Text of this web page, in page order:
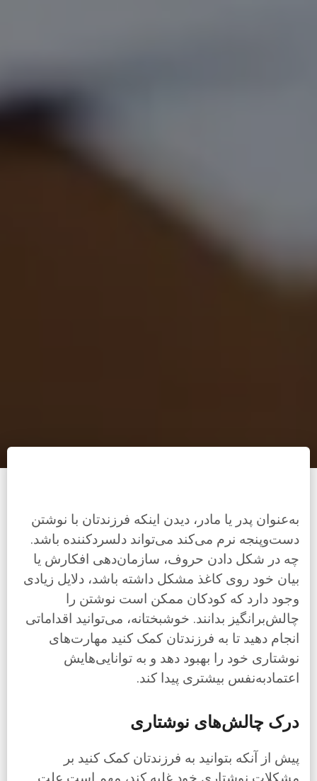
به‌عنوان پدر یا مادر، دیدن اینکه فرزندتان با نوشتن
دست‌وپنجه نرم می‌کند می‌تواند دلسردکننده باشد.
چه در شکل دادن حروف، سازمان‌دهی افکارش یا
بیان خود روی کاغذ مشکل داشته باشد، دلایل زیادی
وجود دارد که کودکان ممکن است نوشتن را
چالش‌برانگیز بدانند. خوشبختانه، می‌توانید اقداماتی
انجام دهید تا به فرزندتان کمک کنید مهارت‌های
نوشتاری خود را بهبود دهد و به توانایی‌هایش
اعتمادبه‌نفس بیشتری پیدا کند.
درک چالش‌های نوشتاری
پیش از آنکه بتوانید به فرزندتان کمک کنید بر